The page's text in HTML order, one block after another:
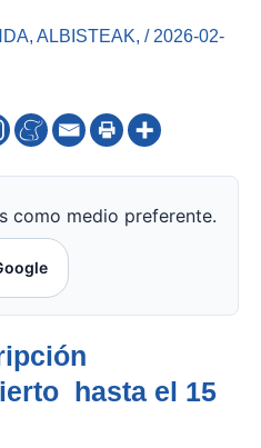
, ALBISTEAK, / 2026-02-
como medio preferente.
hasta el 15